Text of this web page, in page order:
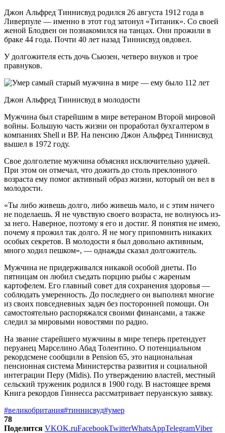
Джон Альфред Тиннисвуд родился 26 августа 1912 года в
Ливерпуле — именно в этот год затонул «Титаник». Со своей
женой Блодвен он познакомился на танцах. Они прожили в
браке 44 года. Почти 40 лет назад Тиннисвуд овдовел.
У долгожителя есть дочь Сьюзен, четверо внуков и трое
правнуков.
Джон Альфред Тиннисвуд в молодости
Мужчина был старейшим в мире ветераном Второй мировой
войны. Большую часть жизни он проработал бухгалтером в
компаниях Shell и BP. На пенсию Джон Альфред Тиннисвуд
вышел в 1972 году.
Свое долголетие мужчина объяснял исключительно удачей.
При этом он отмечал, что дожить до столь преклонного
возраста ему помог активный образ жизни, который он вел в
молодости.
«Ты либо живешь долго, либо живешь мало, и с этим ничего
не поделаешь. Я не чувствую своего возраста, не волнуюсь из-
за него. Наверное, поэтому я его и достиг. Я понятия не имею,
почему я прожил так долго. Я не могу припомнить никаких
особых секретов. В молодости я был довольно активным,
много ходил пешком», — однажды сказал долгожитель.
Мужчина не придерживался никакой особой диеты. По
пятницам он любил съедать порцию рыбы с жареным
картофелем. Его главный совет для сохранения здоровья —
соблюдать умеренность. До последнего он выполнял многие
из своих повседневных задач без посторонней помощи. Он
самостоятельно распоряжался своими финансами, а также
следил за мировыми новостями по радио.
На звание старейшего мужчины в мире теперь претендует
перуанец Марселино Абад Толентино. О потенциальном
рекордсмене сообщили в Pension 65, это национальная
пенсионная система Министерства развития и социальной
интеграции Перу (Midis). По утверждению властей, местный
сельский труженик родился в 1900 году. В настоящее время
Книга рекордов Гиннесса рассматривает перуанскую заявку.
#великобритания#тиннисвуд#умер
78
Поделится VKOK.ruFacebookTwitterWhatsAppTelegramViber